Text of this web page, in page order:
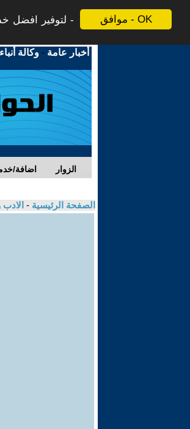
موافق - OK
لتوفير افضل
أخبار عامة -وكالة
اضافة/ الزوار
الصفحة الرئيسية -